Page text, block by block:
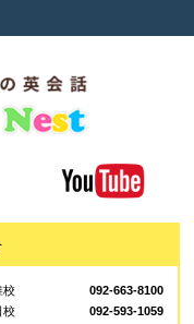
校
092-663-8100
校
092-593-1059